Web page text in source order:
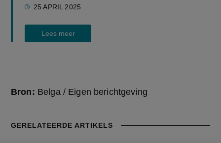
25 APRIL 2025
Lees meer
Bron: Belga / Eigen berichtgeving
GERELATEERDE ARTIKELS